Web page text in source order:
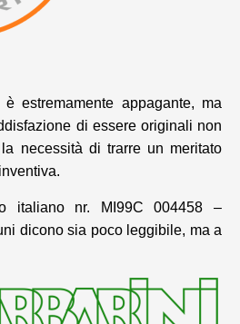
estremamente appagante, ma
di essere originali non
necessità di trarre un meritato
italiano nr. MI99C 004458 –
dicono sia poco leggibile, ma a